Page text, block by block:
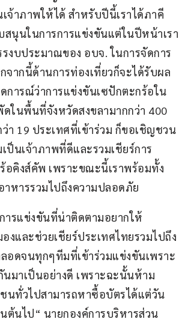
จ้าภาพให้ได้ สำหรับปีนี้เราได้ภาคี
สนุนในการการแข่งขันแต่ในปีหน้าเรา
งบประมาณของ อบจ. ในการจัดการ
จากนี้ด้านการท่องเที่ยวก็จะได้รับผล
การณ์ว่าการแข่งขันเซปักตะกร้อใน
ดในพื้นที่จังหวัดสงขลามากกว่า 400
า 19 ประเทศที่เข้าร่วม ก็ขอเชิญชวน
ป็นเจ้าภาพที่ดีและรวมเชียร์การ
อคิงส์คัพ เพราะขณะนี้เราพร้อมทั้ง
าหารรวมไปถึงความปลอดภัย
ารแข่งขันที่น่าติดตามอยากให้
งและช่วยเชียร์ประเทศไทยรวมไปถึง
ลอดจนทุกๆทีมที่เข้าร่วมแข่งขันเพราะ
มาเป็นอย่างดี เพราะฉะนั้นห้าม
นทั่วไปสามารถหาซื้อบัตรได้แต่วัน
ต้นไป“ นายกองค์การบริหารส่วน